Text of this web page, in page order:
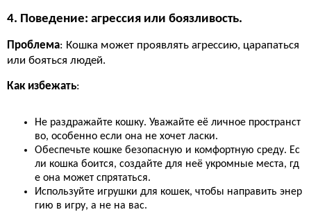
4. Поведение: агрессия или боязливость.
Проблема: Кошка может проявлять агрессию, царапаться
или бояться людей.
Как избежать:
Не раздражайте кошку. Уважайте её личное пространст
во, особенно если она не хочет ласки.
Обеспечьте кошке безопасную и комфортную среду. Ес
ли кошка боится, создайте для неё укромные места, гд
е она может спрятаться.
Используйте игрушки для кошек, чтобы направить энер
гию в игру, а не на вас.